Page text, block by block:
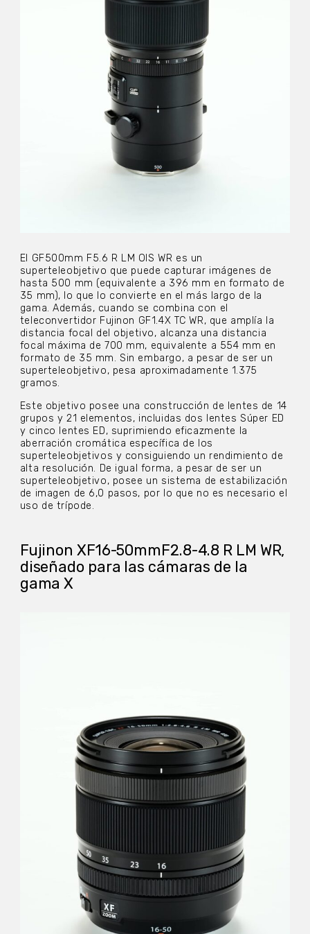
El GF500mm F5.6 R LM OIS WR es un
superteleobjetivo que puede capturar imágenes de
hasta 500 mm (equivalente a 396 mm en formato de
35 mm), lo que lo convierte en el más largo de la
gama. Además, cuando se combina con el
teleconvertidor Fujinon GF1.4X TC WR, que amplía la
distancia focal del objetivo, alcanza una distancia
focal máxima de 700 mm, equivalente a 554 mm en
formato de 35 mm. Sin embargo, a pesar de ser un
superteleobjetivo, pesa aproximadamente 1.375
gramos.
Este objetivo posee una construcción de lentes de 14
grupos y 21 elementos, incluidas dos lentes Súper ED
y cinco lentes ED, suprimiendo eficazmente la
aberración cromática específica de los
superteleobjetivos y consiguiendo un rendimiento de
alta resolución. De igual forma, a pesar de ser un
superteleobjetivo, posee un sistema de estabilización
de imagen de 6,0 pasos, por lo que no es necesario el
uso de trípode.
Fujinon XF16-50mmF2.8-4.8 R LM WR,
diseñado para las cámaras de la
gama X